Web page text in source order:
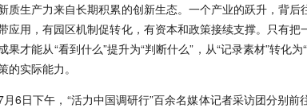
质生产力来自长期积累的创新生态。一个产业的跃升，背
应用，有园区机制促转化，有资本和政策接续支撑。只有把
果才能从“看到什么”提升为“判断什么”，从“记录素材”转化
的实际能力。
月6日下午，“活力中国调研行”百余名媒体记者采访团分别